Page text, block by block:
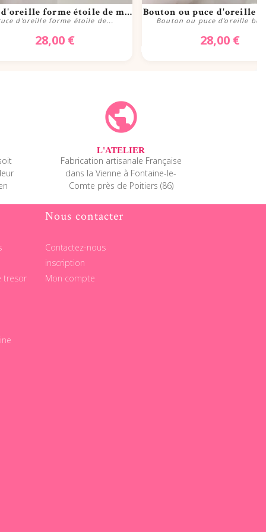
Aperçu rapide Puce d'oreille forme étoile de mer...
d'oreille forme étoile de...
28,00 €
Aperçu rapide
Bouton ou puce d'oreille
Bouton ou puce d'oreille
28,00 €
public
L'ATELIER
Fabrication artisanale Française
dans la Vienne à Fontaine-le-
Comte près de Poitiers (86)
tresor
Nous contacter
Contactez-nous
inscription
Mon compte